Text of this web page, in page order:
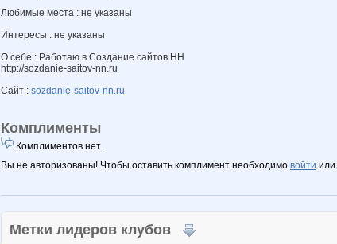
Любимые места : не указаны
Интересы : не указаны
О себе : Работаю в Создание сайтов НН
http://sozdanie-saitov-nn.ru
Сайт : sozdanie-saitov-nn.ru
Комплименты
Комплиментов нет.
Вы не авторизованы! Чтобы оставить комплимент необходимо войти или
Метки лидеров клубов